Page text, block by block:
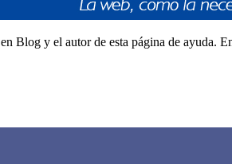
Blog y el autor de esta página de ayuda.